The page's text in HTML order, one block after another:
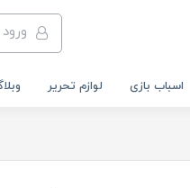
اسباب بازی لوازم تحریر